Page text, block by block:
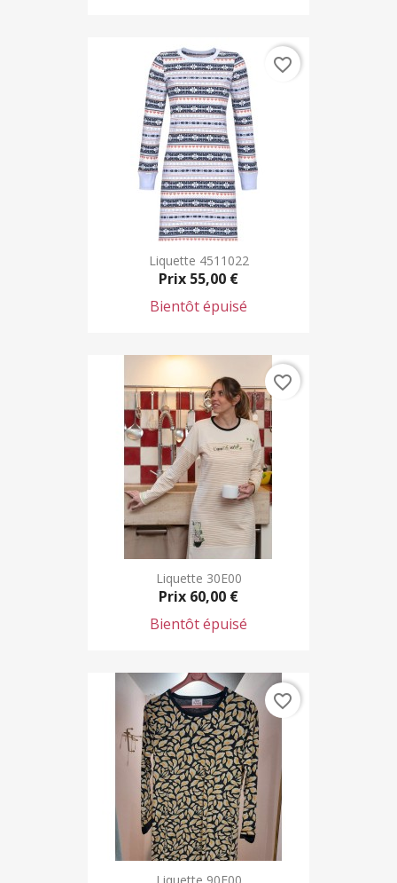
Liquette 4511022
Prix 55,00 €
Bientôt épuisé
favorite_border
Liquette 30E00
Prix 60,00 €
Bientôt épuisé
favorite_border
favorite_border